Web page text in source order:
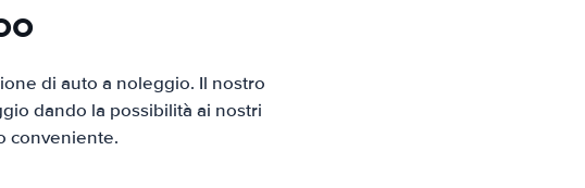
di auto a noleggio. Il nostro
dando la possibilità ai nostri
conveniente.